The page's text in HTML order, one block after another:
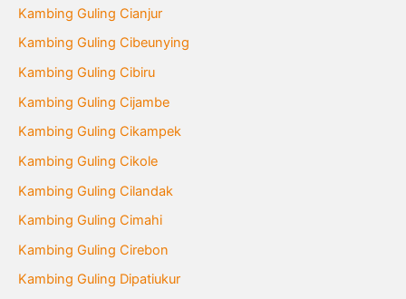
Kambing Guling Cianjur
Kambing Guling Cibeunying
Kambing Guling Cibiru
Kambing Guling Cijambe
Kambing Guling Cikampek
Kambing Guling Cikole
Kambing Guling Cilandak
Kambing Guling Cimahi
Kambing Guling Cirebon
Kambing Guling Dipatiukur